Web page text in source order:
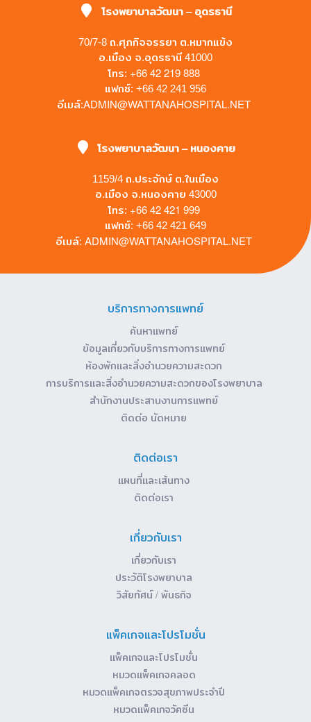
โรงพยาบาลวัฒนา – อุดรธานี
70/7-8 ถ.ศุภกิจจรรยา ต.หมากแข้ง
อ.เมือง จ.อุดรธานี 41000
โทร: +66 42 219 888
แฟกซ์: +66 42 241 956
อีเมล์:ADMIN@WATTANAHOSPITAL.NET
โรงพยาบาลวัฒนา – หนองคาย
1159/4 ถ.ประจักษ์ ต.ในเมือง
อ.เมือง จ.หนองคาย 43000
โทร: +66 42 421 999
แฟกซ์: +66 42 421 649
อีเมล์: ADMIN@WATTANAHOSPITAL.NET
บริการทางการแพทย์
ค้นหาแพทย์
ข้อมูลเกี่ยวกับบริการทางการแพทย์
ห้องพักและสิ่งอำนวยความสะดวก
การบริการและสิ่งอำนวยความสะดวกของโรงพยาบาล
สำนักงานประสานงานการแพทย์
ติดต่อ นัดหมาย
ติดต่อเรา
แผนที่และเส้นทาง
ติดต่อเรา
เกี่ยวกับเรา
เกี่ยวกับเรา
ประวัติโรงพยาบาล
วิสัยทัศน์ / พันธกิจ
แพ็คเกจและโปรโมชั่น
แพ็คเกจและโปรโมชั่น
หมวดแพ็คเกจคลอด
หมวดแพ็คเกจตรวจสุขภาพประจำปี
หมวดแพ็คเกจวัคซีน